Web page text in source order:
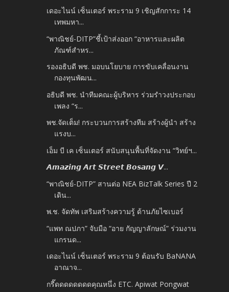
เดอะไนน์ เซ็นเตอร์ พระราม 9 เชิญสักการะ 14
เทพมหา...
“พาณิชย์-DITP”ชี้เป้าส่งออก “อาหารและผลิต
ภัณฑ์สำหร...
รองอธิบดี พช. มอบนโยบาย การขับเคลื่อนงาน
กองทุนพัฒน...
อธิบดี พช. นำทีมคณะผู้บริหาร ร่วมรำวงประกอบ
เพลง “ร...
พช.จัดเต็ม! กระบวนการสร้างทีม สร้างผู้นำ สร้าง
แรงบ...
เอ็ม บี เค เซ็นเตอร์ สนับสนุนพื้นที่จัดงาน “วิทย์ฯ...
𝘼𝙢𝙖𝙯𝙞𝙣𝙜 𝘼𝙧𝙩 𝙎𝙩𝙧𝙚𝙚𝙩 𝘽𝙤𝙨𝙖𝙣𝙜 𝙑...
“พาณิชย์-DITP” สานต่อ NEA BizTalk Series ปี 2
เดิน...
พ.ช. จัดทัพ เสริมสร้างความรู้ ด้านภัยไซเบอร์
“แพท ณปภา” จับมือ “อาย กัญญาลักษณ์” ร่วมงาน
แกรนด...
เดอะไนน์ เซ็นเตอร์ พระราม 9 ต้อนรับ BaNANA
อาณาจ...
กรี๊ดดดดดดดดคุณหนึ่ง ETC. Apiwat Pongwat